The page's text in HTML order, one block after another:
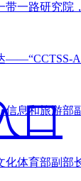
带一路研究院
——“CCTSS-
信息和旅游部
化体育部副部
口